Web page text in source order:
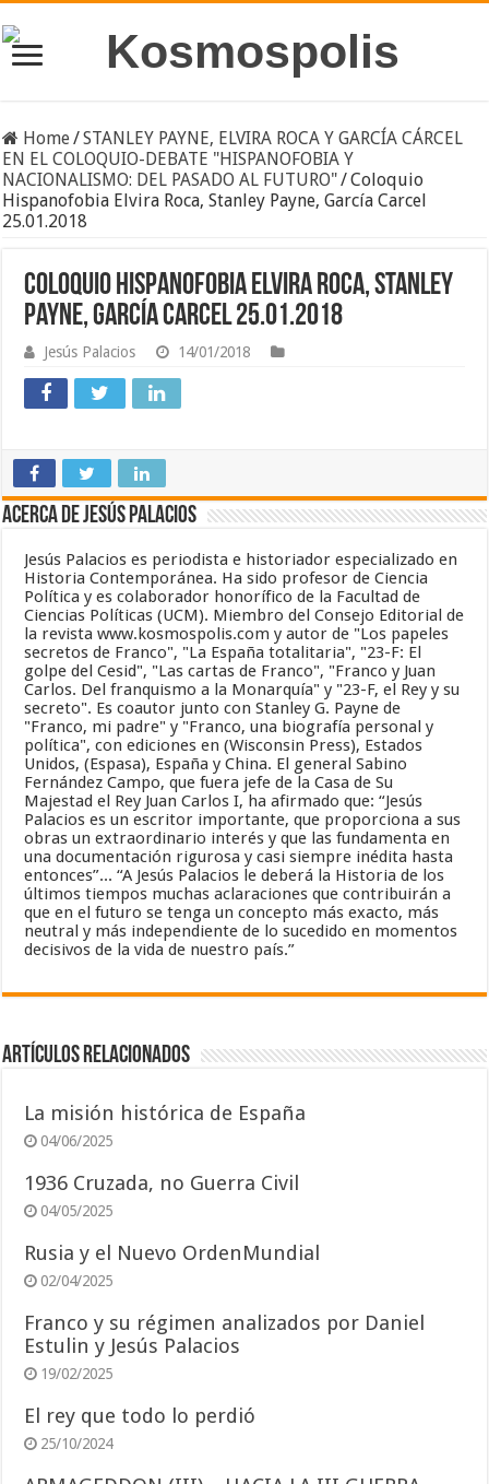
Home/STANLEY PAYNE, ELVIRA ROCA Y GARCÍA CÁRCEL
EN EL COLOQUIO-DEBATE "HISPANOFOBIA Y
NACIONALISMO: DEL PASADO AL FUTURO"/Coloquio
Hispanofobia Elvira Roca, Stanley Payne, García Carcel
25.01.2018
Coloquio Hispanofobia Elvira Roca, Stanley
Payne, García Carcel 25.01.2018
Jesús Palacios 14/01/2018
Acerca de Jesús Palacios
Jesús Palacios es periodista e historiador especializado en
Historia Contemporánea. Ha sido profesor de Ciencia
Política y es colaborador honorífico de la Facultad de
Ciencias Políticas (UCM). Miembro del Consejo Editorial de
la revista www.kosmospolis.com y autor de "Los papeles
secretos de Franco", "La España totalitaria", "23-F: El
golpe del Cesid", "Las cartas de Franco", "Franco y Juan
Carlos. Del franquismo a la Monarquía" y "23-F, el Rey y su
secreto". Es coautor junto con Stanley G. Payne de
"Franco, mi padre" y "Franco, una biografía personal y
política", con ediciones en (Wisconsin Press), Estados
Unidos, (Espasa), España y China. El general Sabino
Fernández Campo, que fuera jefe de la Casa de Su
Majestad el Rey Juan Carlos I, ha afirmado que: “Jesús
Palacios es un escritor importante, que proporciona a sus
obras un extraordinario interés y que las fundamenta en
una documentación rigurosa y casi siempre inédita hasta
entonces”... “A Jesús Palacios le deberá la Historia de los
últimos tiempos muchas aclaraciones que contribuirán a
que en el futuro se tenga un concepto más exacto, más
neutral y más independiente de lo sucedido en momentos
decisivos de la vida de nuestro país.”
Artículos relacionados
La misión histórica de España
04/06/2025
1936 Cruzada, no Guerra Civil
04/05/2025
Rusia y el Nuevo OrdenMundial
02/04/2025
Franco y su régimen analizados por Daniel
Estulin y Jesús Palacios
19/02/2025
El rey que todo lo perdió
25/10/2024